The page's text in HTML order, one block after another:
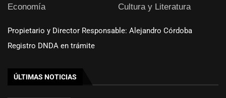
Economía
Cultura y Literatura
Propietario y Director Responsable: Alejandro Córdoba
Registro DNDA en trámite
ÚLTIMAS NOTICIAS